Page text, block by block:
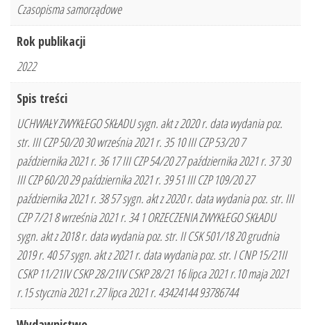
Czasopisma samorządowe
Rok publikacji
2022
Spis treści
UCHWAŁY ZWYKŁEGO SKŁADU sygn. akt z 2020 r. data wydania poz.
str. III CZP 50/20 30 września 2021 r. 35 10 III CZP 53/20 7
października 2021 r. 36 17 III CZP 54/20 27 października 2021 r. 37 30
III CZP 60/20 29 października 2021 r. 39 51 III CZP 109/20 27
października 2021 r. 38 57 sygn. akt z 2020 r. data wydania poz. str. III
CZP 7/21 8 września 2021 r. 34 1 ORZECZENIA ZWYKŁEGO SKŁADU
sygn. akt z 2018 r. data wydania poz. str. II CSK 501/18 20 grudnia
2019 r. 40 57 sygn. akt z 2021 r. data wydania poz. str. I CNP 15/21II
CSKP 11/21IV CSKP 28/21IV CSKP 28/21 16 lipca 2021 r.10 maja 2021
r.15 stycznia 2021 r.27 lipca 2021 r. 43424144 93786744